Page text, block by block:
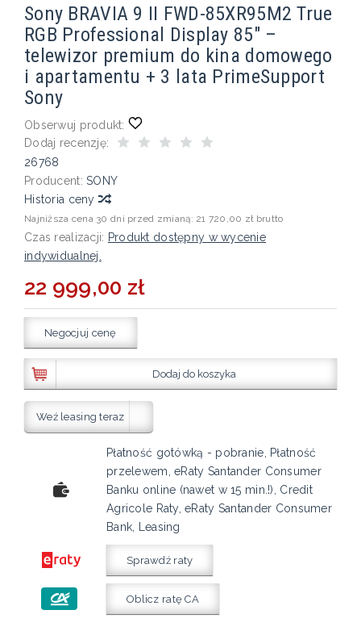
Sony BRAVIA 9 II FWD-85XR95M2 True
RGB Professional Display 85" –
telewizor premium do kina domowego
i apartamentu + 3 lata PrimeSupport
Sony
Obserwuj produkt:
Dodaj recenzję:
26768
Producent: SONY
Historia ceny
Najniższa cena 30 dni przed zmianą: 21 720,00 zł brutto
Czas realizacji: Produkt dostępny w wycenie
indywidualnej.
22 999,00 zł
Negocjuj cenę
Dodaj do koszyka
Weź leasing teraz
Płatność gotówką - pobranie, Płatność
przelewem, eRaty Santander Consumer
Banku online (nawet w 15 min.!), Credit
Agricole Raty, eRaty Santander Consumer
Bank, Leasing
Sprawdź raty
Oblicz ratę CA